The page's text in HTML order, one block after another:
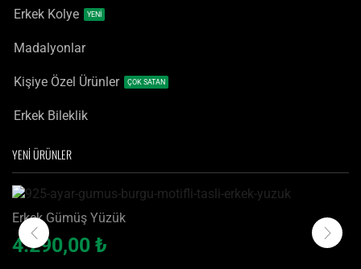
Erkek Kolye YENİ
Madalyonlar
Kişiye Özel Ürünler ÇOK SATAN
Erkek Bileklik
YENİ ÜRÜNLER
Erkek Gümüş Yüzük
4.290,00 ₺